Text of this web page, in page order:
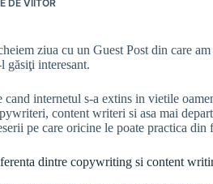
DE VIITOR
ziua cu un Guest Post din care
l găsiţi interesant.
cand internetul s-a extins in vietile
content writeri si asa mai
pe care oricine le poate practica din
dintre copywriting si content